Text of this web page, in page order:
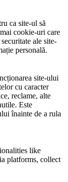
ca site-ul să
cookie-uri care
ale site-
personală.
site-ului
cu caracter
reclame, alte
Este
înainte de a rula
like
platforms, collect